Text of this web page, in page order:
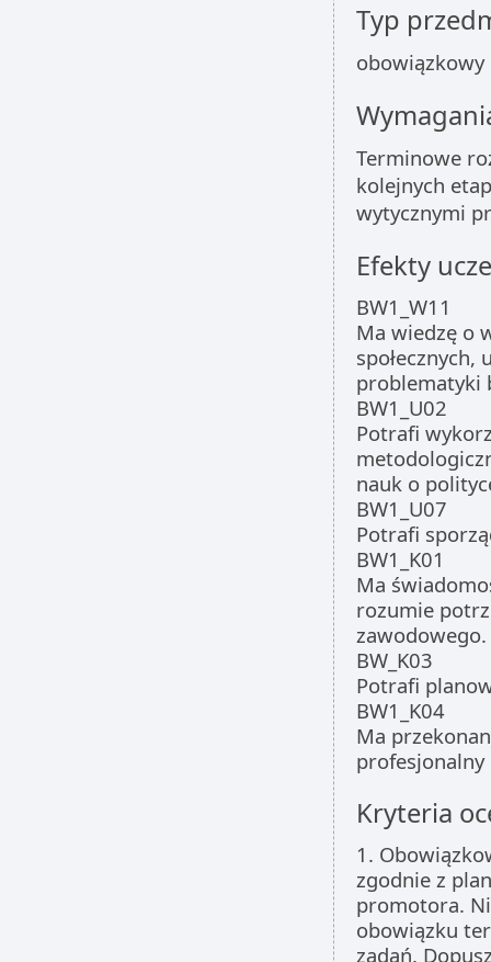
Typ
obowiązkowy
Terminowe
kolejnych
wytycznymi
Efekty
BW1_W11
Ma wiedzę o
problematyki
BW1_U02
Potrafi
nauk o
BW1_U07
Potrafi
BW1_K01
Ma
rozumie
zawodowego.
BW_K03
Potrafi
BW1_K04
Ma
profesjonalny
Kryteria
1.
zgodnie z
promotora.
obowiązku
zadań.